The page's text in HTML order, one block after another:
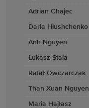
Adrian Chajec
Daria Hlushchenko
Anh Nguyen
Łukasz Stala
Rafał Owczarczak
Than Xuan Nguyen
Maria Hajłasz